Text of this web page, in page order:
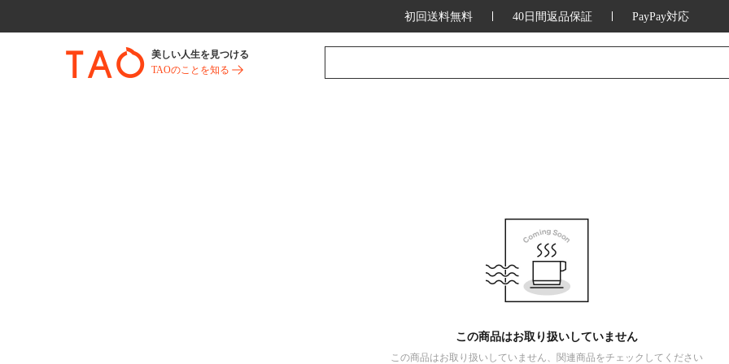
初回送料無料 40日間返品保証 PayPay対応
美しい人生を見つける
TAOのことを知る
この商品はお取り扱いしていません
この商品はお取り扱いしていません、関連商品をチェックしてください